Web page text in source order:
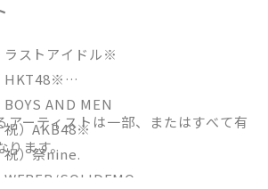
ラストアイドル※
HKT48※
AND MEN
祝）AKB48※
祝）祭nine.
SOLIDEMO
ーティストは一部、またはすべて有
ます。